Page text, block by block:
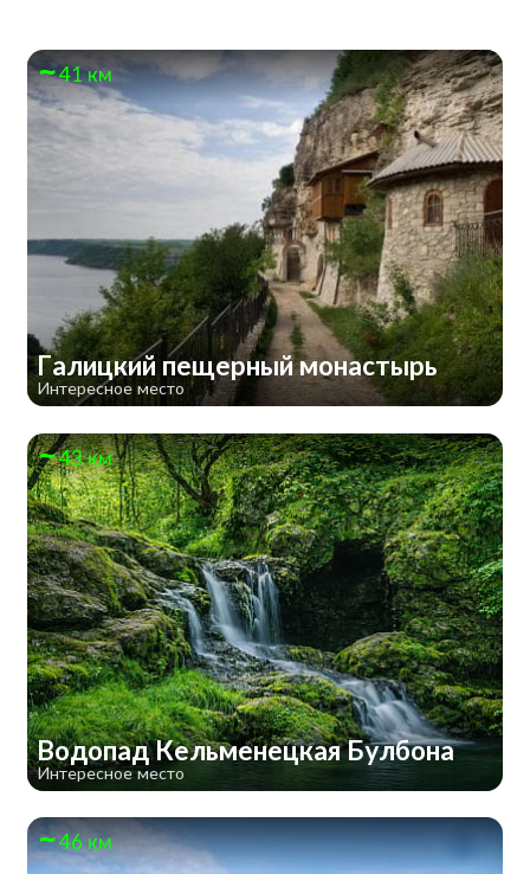
41 км
Галицкий пещерный монастырь
Интересное место
43 км
Водопад Кельменецкая Булбона
Интересное место
46 км